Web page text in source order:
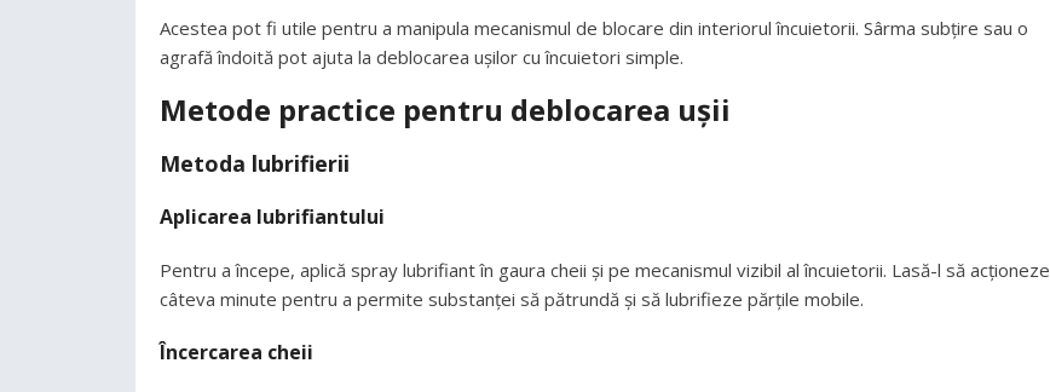
Acestea pot fi utile pentru a manipula mecanismul de blocare din interiorul încuietorii. Sârma subțire sau o
agrafă îndoită pot ajuta la deblocarea ușilor cu încuietori simple.
Metode practice pentru deblocarea ușii
Metoda lubrifierii
Aplicarea lubrifiantului
Pentru a începe, aplică spray lubrifiant în gaura cheii și pe mecanismul vizibil al încuietorii. Lasă-l să acționeze
câteva minute pentru a permite substanței să pătrundă și să lubrifieze părțile mobile.
Încercarea cheii